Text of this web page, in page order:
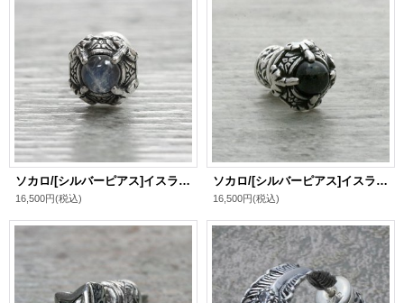
ソカロ/[シルバーピアス]イスラミック・ラウンド・ピアス・レインボームーンストーン / ZOCALO
16,500円(税込)
ソカロ/[シルバーピアス]イスラミック・ラウンド・ピアス・ブラックスター / ZOCALO
16,500円(税込)